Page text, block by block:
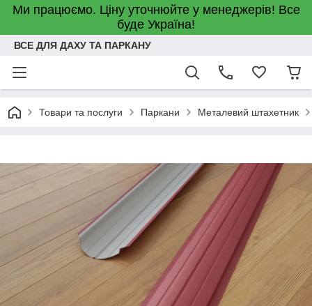
Ми працюємо. Ціну уточнюйте у менеджерів! Все
буде Україна!
ВСЕ ДЛЯ ДАХУ ТА ПАРКАНУ
Товари та послуги Паркани Металевий штахетник